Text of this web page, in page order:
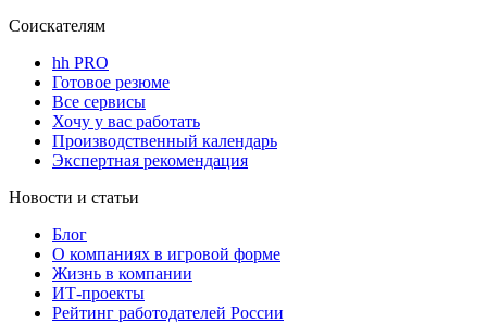
Соискателям
hh PRO
Готовое резюме
Все сервисы
Хочу у вас работать
Производственный календарь
Экспертная рекомендация
Новости и статьи
Блог
О компаниях в игровой форме
Жизнь в компании
ИТ-проекты
Рейтинг работодателей России